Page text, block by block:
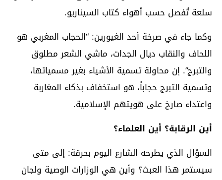
سلعة تُفصل حسب أهواء كتاب السيناريو.
وكما جاء في صرخة أحد الغيورين: “الحجاب المغربي هو
اللحاف والنقاب ديال الجدات، ماشي الشعر مطلوق
والتبرج”. إن محاولة تسمية الأشياء بغير مسمياتها،
وتسمية التبرج حجاباً، هو استخفاف بذكاء المغاربة
واعتداء صارخ على هويتهم الإسلامية.
أين الرقابة؟ أين العلماء؟
السؤال الذي يطرحه الشارع اليوم بحرقة: إلى متى
سيستمر هذا العبث؟ وأين هي الوزارات الوصية ولجان